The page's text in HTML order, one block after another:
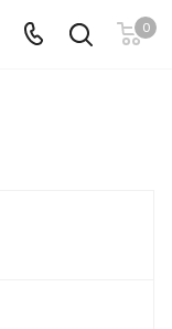
0